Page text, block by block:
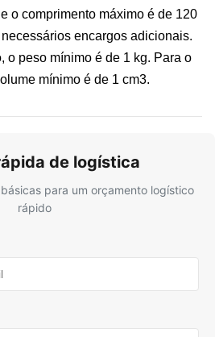
o comprimento máximo é de 120
encargos adicionais.
o peso mínimo é de 1 kg. Para o
mínimo é de 1 cm3.
de logística
para um orçamento logístico
rápido